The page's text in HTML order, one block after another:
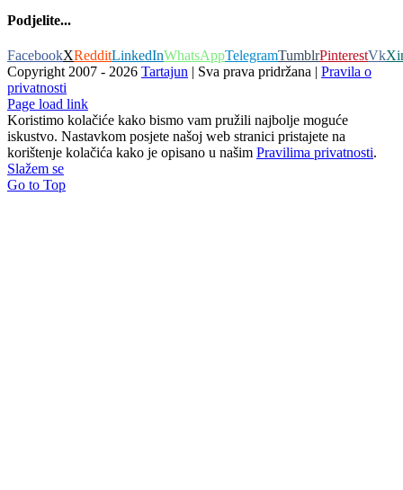
Podjelite...
FacebookXRedditLinkedInWhatsAppTelegramTumblrPinterestVk
Copyright 2007 - 2026 Tartajun | Sva prava pridržana | Pravila o
privatnosti
Page load link
Koristimo kolačiće kako bismo vam pružili najbolje moguće
iskustvo. Nastavkom posjete našoj web stranici pristajete na
korištenje kolačića kako je opisano u našim Pravilima privatnosti.
Slažem se
Go to Top